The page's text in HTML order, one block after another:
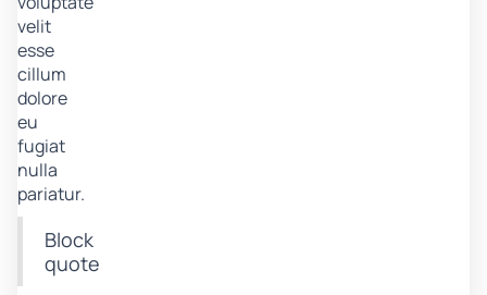
velit
esse
cillum
dolore
eu
fugiat
nulla
pariatur.
Block
quote